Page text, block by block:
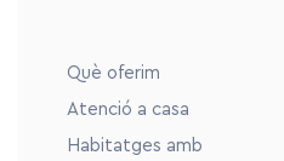
Què oferim
Atenció a casa
Habitatges amb